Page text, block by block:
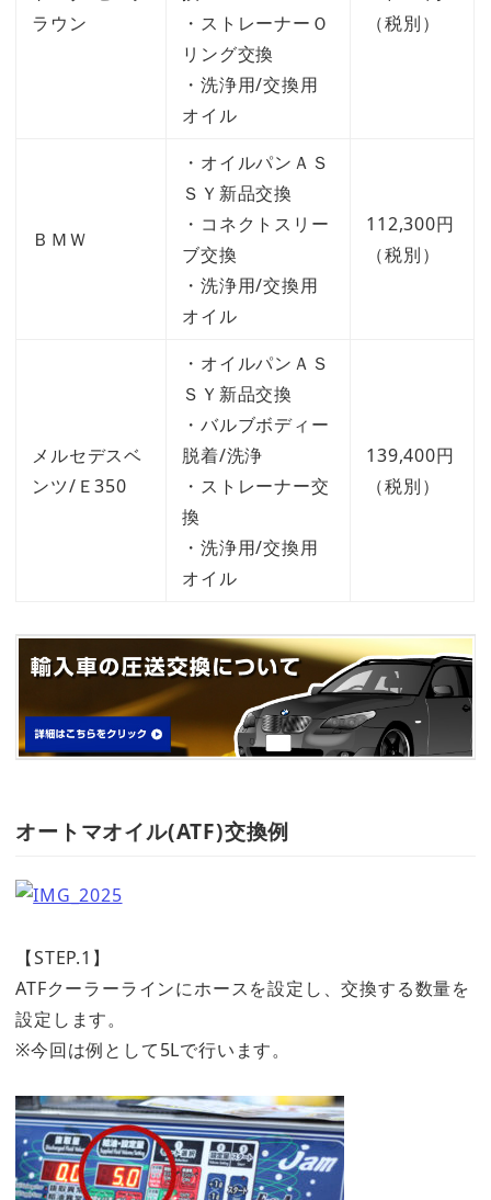
ラウン
・ストレーナーＯ
リング交換
・洗浄用/交換用
オイル
（税別）
ＢＭＷ
・オイルパンＡＳ
ＳＹ新品交換
・コネクトスリー
ブ交換
・洗浄用/交換用
オイル
112,300円
（税別）
メルセデスベ
ンツ/Ｅ350
・オイルパンＡＳ
ＳＹ新品交換
・バルブボディー
脱着/洗浄
・ストレーナー交
換
・洗浄用/交換用
オイル
139,400円
（税別）
オートマオイル(ATF)交換例
【STEP.1】
ATFクーラーラインにホースを設定し、交換する数量を
設定します。
※今回は例として5Lで行います。